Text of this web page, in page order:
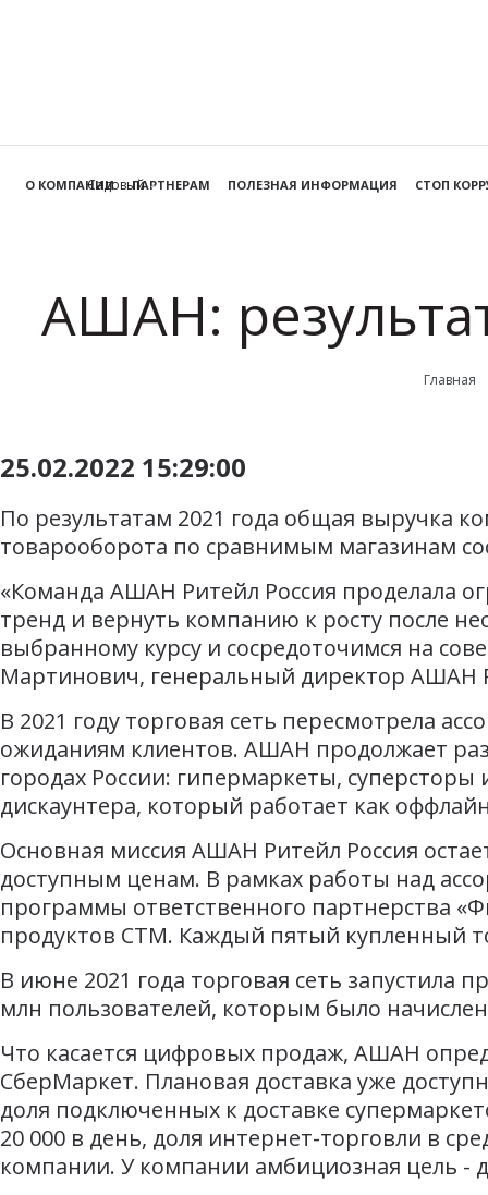
Садовый
О КОМПАНИИ ПАРТНЕРАМ ПОЛЕЗНАЯ ИНФОРМАЦИЯ СТОП
АШАН:
Главная
25.02.2022 15:29:00
По результатам 2021 года общая выручка
товарооборота по сравнимым магазинам
«Команда АШАН Ритейл Россия проделала
тренд и вернуть компанию к росту после
выбранному курсу и сосредоточимся на
Мартинович, генеральный директор АШАН
В 2021 году торговая сеть пересмотрела
ожиданиям клиентов. АШАН продолжает
городах России: гипермаркеты,
дискаунтера, который работает как
Основная миссия АШАН Ритейл Россия
доступным ценам. В рамках работы над
программы ответственного партнерства
продуктов СТМ. Каждый пятый купленный
В июне 2021 года торговая сеть запустила
млн пользователей, которым было
Что касается цифровых продаж, АШАН
СберМаркет. Плановая доставка уже
доля подключенных к доставке
20 000 в день, доля интернет-торговли в
компании. У компании амбициозная цель -